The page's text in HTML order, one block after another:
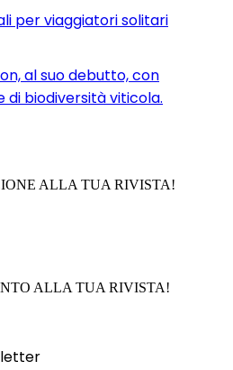
per viaggiatori solitari
al suo debutto, con
di biodiversità viticola.
ALLA TUA RIVISTA!
ALLA TUA RIVISTA!